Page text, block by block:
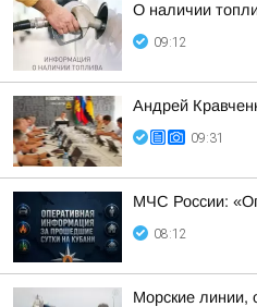
О наличии
09:12
Андрей
09:31
МЧС России:
08:12
Морские линии,